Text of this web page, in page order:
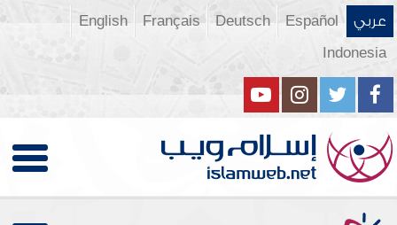
عربي Español
Deutsch
Français
English
Indonesia